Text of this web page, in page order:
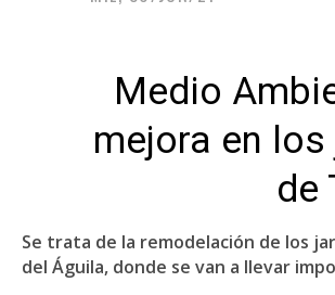
Medio
mejora en
de
Se trata de la remodelación de los
del Águila, donde se van a llevar